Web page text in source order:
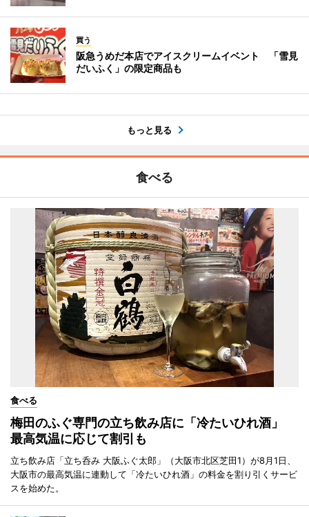
買う
阪急うめだ本店でアイスクリームイベント 「雪見
だいふく」の限定商品も
もっと見る
食べる
食べる
梅田のふぐ専門の立ち飲み店に「冷たいひれ酒」
最高気温に応じて割引も
立ち飲み店「立ち呑み 大阪ふぐ太郎」（大阪市北区芝田1）が8月1日、
大阪市の最高気温に連動して「冷たいひれ酒」の料金を割り引くサービ
スを始めた。